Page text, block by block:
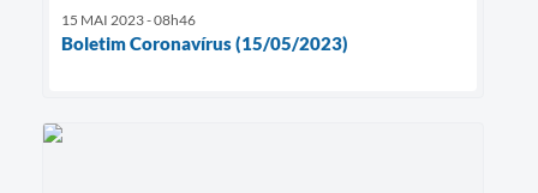
15 MAI 2023 - 08h46
Boletim Coronavírus (15/05/2023)